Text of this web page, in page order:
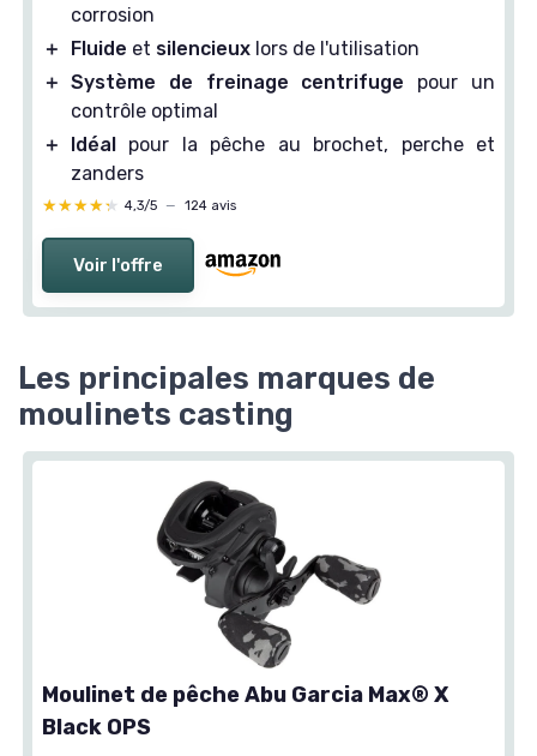
corrosion
＋
Fluide et silencieux lors de l'utilisation
＋ Système de freinage centrifuge pour un
contrôle optimal
＋
Idéal
pour la pêche au brochet, perche et
zanders
★★★★★
★★★★★ 4,3/5 — 124 avis
Voir l'offre
Les principales marques de
moulinets casting
Moulinet de pêche Abu Garcia Max® X
Black OPS